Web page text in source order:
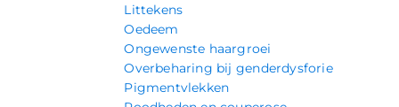
Littekens
Oedeem
Ongewenste haargroei
Overbeharing bij genderdysforie
Pigmentvlekken